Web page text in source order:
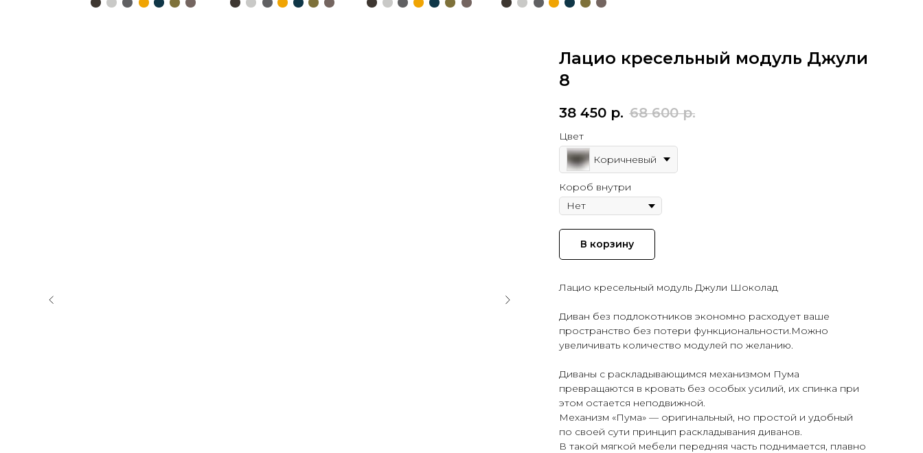
Лацио кресельный модуль Джули
8
38 450 р. 68 600 р.
Цвет
Коричневый
Короб внутри
В корзину
Лацио кресельный модуль Джули Шоколад
Диван без подлокотников экономно расходует ваше
пространство без потери функциональности.Можно
увеличивать количество модулей по желанию.
Диваны с раскладывающимся механизмом Пума
превращаются в кровать без особых усилий, их спинка при
этом остается неподвижной.
Механизм «Пума» — оригинальный, но простой и удобный
по своей сути принцип раскладывания диванов.
В такой мягкой мебели передняя часть поднимается, плавно